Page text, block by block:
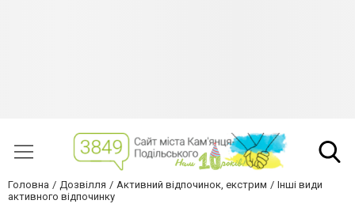
Головна Дозвілля Активний відпочинок, екстрим
Інші види
активного відпочинку